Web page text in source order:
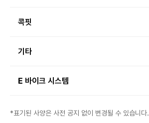
콕핏
기타
E 바이크 시스템
*표기된 사양은 사전 공지 없이 변경될 수 있습니다.